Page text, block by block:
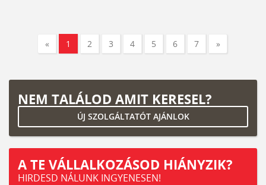
« 1 2 3 4 5 6 7 »
NEM TALÁLOD AMIT KERESEL?
ÚJ SZOLGÁLTATÓT AJÁNLOK
A TE VÁLLALKOZÁSOD HIÁNYZIK?
HIRDESD NÁLUNK INGYENESEN!